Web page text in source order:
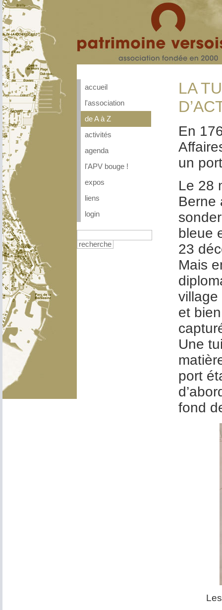
accueil
l'association
de A à Z
activités
agenda
l'APV bouge !
expos
liens
login
recherche
LA
En
un
Le 28
Berne
bleue
23
Mais
village
et
Une
port
fond